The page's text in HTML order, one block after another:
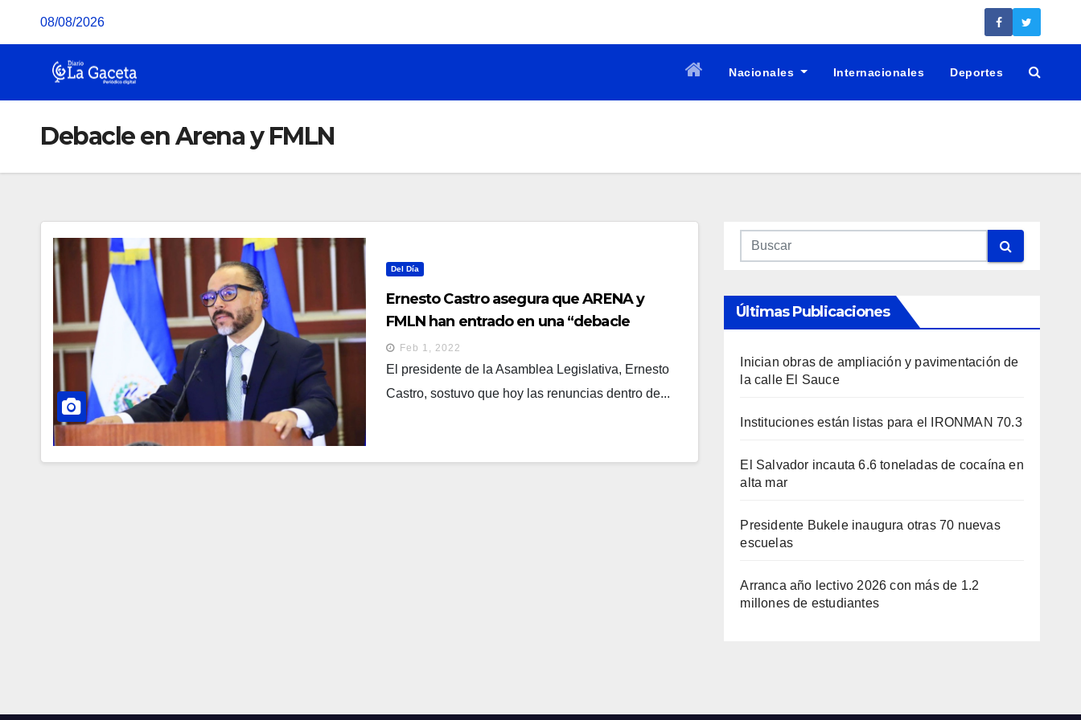
08/08/2026
Nacionales Internacionales Deportes
Debacle en Arena y FMLN
Del Día
Ernesto Castro asegura que ARENA y
FMLN han entrado en una “debacle
interna”
Feb 1, 2022
El presidente de la Asamblea Legislativa, Ernesto
Castro, sostuvo que hoy las renuncias dentro de...
Últimas Publicaciones
Inician obras de ampliación y pavimentación de
la calle El Sauce
Instituciones están listas para el IRONMAN 70.3
El Salvador incauta 6.6 toneladas de cocaína en
alta mar
Presidente Bukele inaugura otras 70 nuevas
escuelas
Arranca año lectivo 2026 con más de 1.2
millones de estudiantes